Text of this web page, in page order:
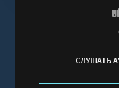
история о
разных характеров
Слушать
СЛУШАТЬ